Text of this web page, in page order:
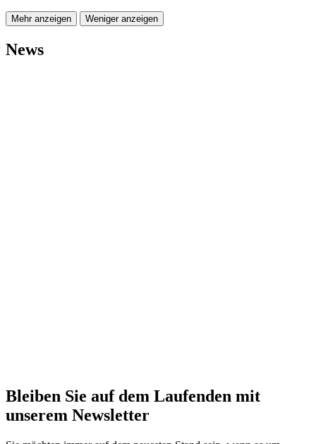
Mehr anzeigen Weniger anzeigen
News
Bleiben Sie auf dem Laufenden mit
unserem Newsletter